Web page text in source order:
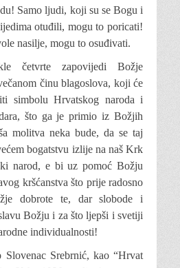
Samo ljudi, koji su se Bogu i
otuđili, mogu to poricati!
nasilje, mogu to osuđivati.
četvrte zapovijedi Božje
činu blagoslova, koji će
simbolu Hrvatskog naroda i
što ga je primio iz Božjih
molitva neka bude, da se taj
bogatstvu izlije na naš Krk
narod, e bi uz pomoć Božju
kršćanstva što prije radosno
dobrote te, dar slobode i
Božju i za što ljepši i svetiji
individualnosti!
Srebrnić, kao “Hrvat